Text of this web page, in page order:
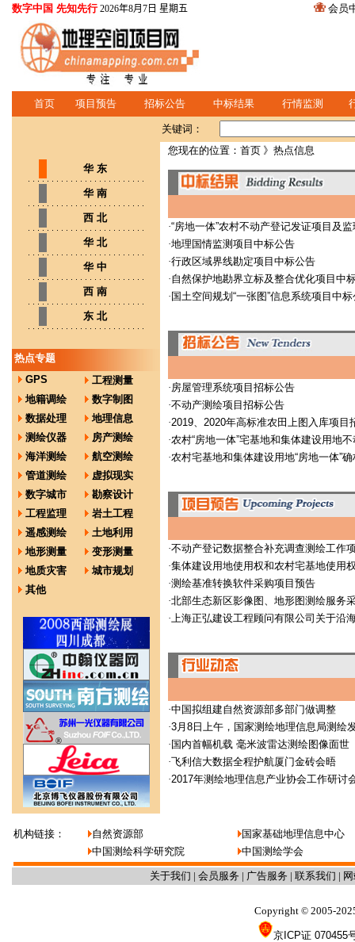
数字中国 先知先行 2026年8月7日 星期五 会员
首页 项目预告 招标公告 中标结果 行情监测
关键词：
华 东
华 南
西 北
华 北
华 中
西 南
东 北
热点专题
GPS
工程测量
地籍调绘
数字制图
数据处理
地理信息
测绘仪器
房产测绘
海洋测绘
航空测绘
管道测绘
虚拟现实
数字城市
勘察设计
工程监理
岩土工程
遥感测绘
土地利用
地形测量
变形测量
地质灾害
城市规划
其他
您现在的位置： 首页 》热点信息
·“房地一体”农村不动产登记发证项目及
·地理国情监测项目中标公告
·行政区域界线勘定项目中标公告
·自然保护地勘界立标及整合优化项目中
· 国土空间规划“一张图”信息系统项目中
·房屋管理系统项目招标公告
·不动产测绘项目招标公告
·2019、2020年高标准农田上图入库项目
·农村“房地一体”宅基地和集体建设用地
·农村宅基地和集体建设用地“房地一体”
·不动产登记数据整合补充调查测绘工作
·集体建设用地使用权和农村宅基地使用
·测绘基准转换软件采购项目预告
·北部生态新区影像图、地形图测绘服务
·上海正弘建设工程顾问有限公司关于沿
·中国拟组建自然资源部多部门做调整
·3月8日上午，国家测绘地理信息局测绘
· 国内首幅机载 毫米波雷达测绘图像面世
·飞利信大数据全程护航厦门金砖会晤
·2017年测绘地理信息产业协会工作研讨
机构链接： 自然资源部
国家基础地理信息中心
中国测绘科学研究院
中国测绘学会
关于我们 | 会员服务 | 广告服务 | 联系我们 |
Copyright © 2005-
京ICP证 070455